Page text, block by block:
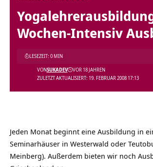
Wochen-Intensiv
ZULETZT AKTUALISIERT: 19. FEBRUAR 2008 17:13
VONSUKADEV VOR 18 JAHREN
LESEZEIT: 0 MIN
Jeden Monat beginnt eine Ausbildung in
Seminarhäuser in Westerwald oder
Meinberg). Außerdem bieten wir noch